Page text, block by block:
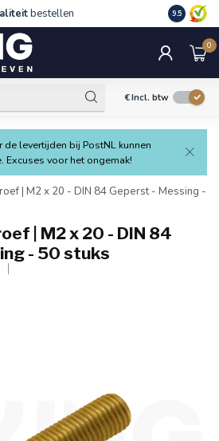
bestellen 9.5
0
€Incl. btw
de levertijden bij PostNL kunnen
voor het ongemak!
| M2 x 20 - DIN 84 Geperst - Messing -
| M2 x 20 - DIN 84
- 50 stuks